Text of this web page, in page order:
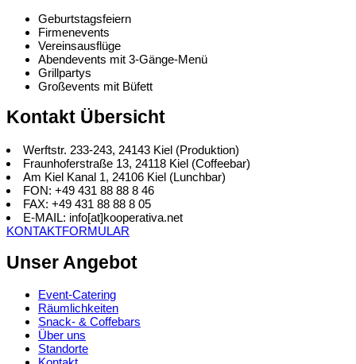
Geburtstagsfeiern
Firmenevents
Vereinsausflüge
Abendevents mit 3-Gänge-Menü
Grillpartys
Großevents mit Büfett
Kontakt Übersicht
Werftstr. 233-243, 24143 Kiel (Produktion)
Fraunhoferstraße 13, 24118 Kiel (Coffeebar)
Am Kiel Kanal 1, 24106 Kiel (Lunchbar)
FON: +49 431 88 88 8 46
FAX: +49 431 88 88 8 05
E-MAIL: info[at]kooperativa.net
KONTAKTFORMULAR
Unser Angebot
Event-Catering
Räumlichkeiten
Snack- & Coffebars
Über uns
Standorte